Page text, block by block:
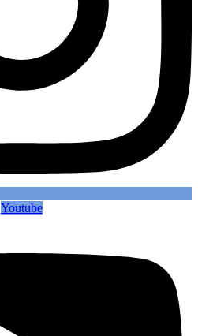
Youtube